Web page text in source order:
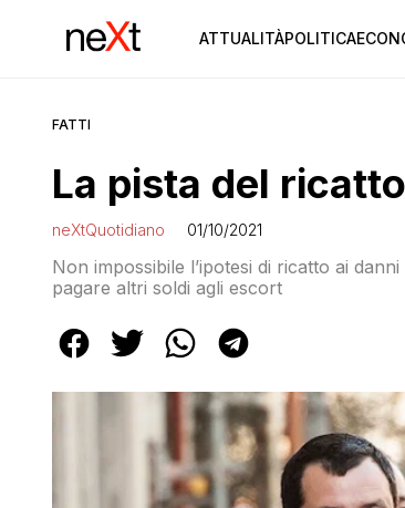
ATTUALITÀPOLITICA
FATTI
La pista del
neXtQuotidiano 01/10/2021
Non impossibile l’ipotesi di ricatto ai
pagare altri soldi agli escort